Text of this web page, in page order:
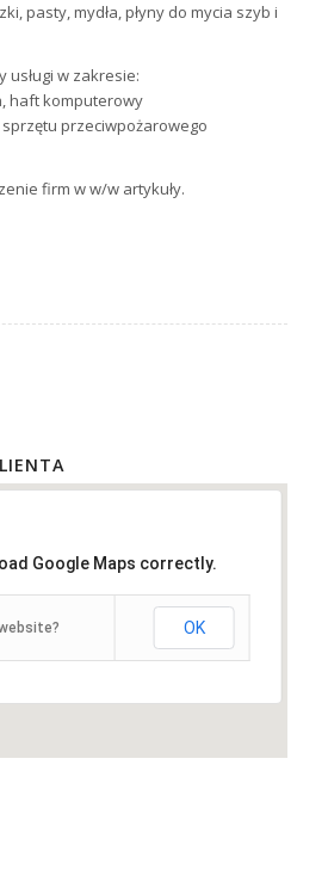
pasty, mydła, płyny do mycia szyb i
usługi w zakresie:
haft komputerowy
przeciwpożarowego
firm w w/w artykuły.
Google Maps correctly.
OK